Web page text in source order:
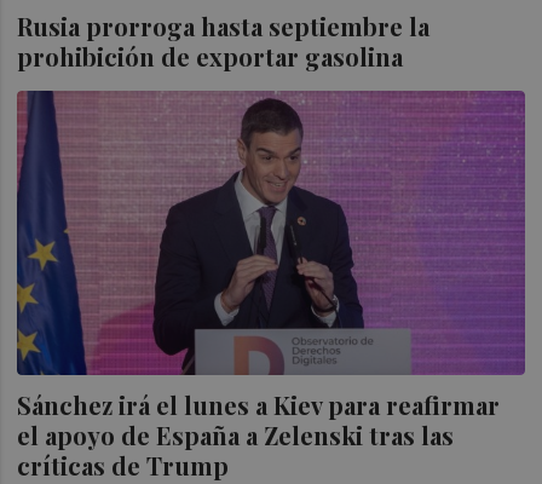
Rusia prorroga hasta septiembre la
prohibición de exportar gasolina
Sánchez irá el lunes a Kiev para reafirmar
el apoyo de España a Zelenski tras las
críticas de Trump